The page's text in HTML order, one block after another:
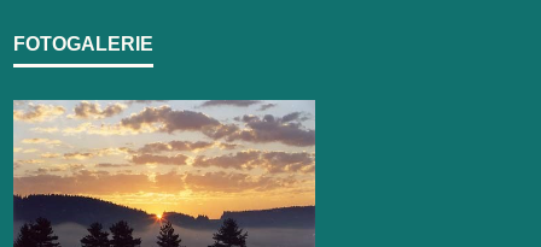
FOTOGALERIE